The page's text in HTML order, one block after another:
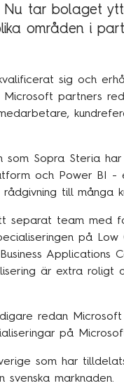
tar bolaget
områden i
sig och
partners
som Sopra Steria
och Power BI
till många
separat team med
på
Business
är extra roligt
redan
på
som har
marknaden.